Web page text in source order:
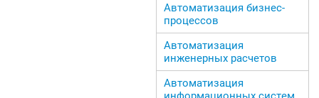
Автоматизация бизнес-
процессов
Автоматизация
инженерных расчетов
Автоматизация